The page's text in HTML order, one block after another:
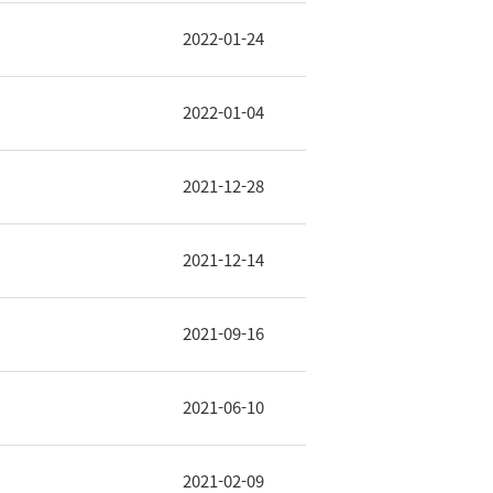
2022-01-24
2022-01-04
2021-12-28
2021-12-14
2021-09-16
2021-06-10
2021-02-09